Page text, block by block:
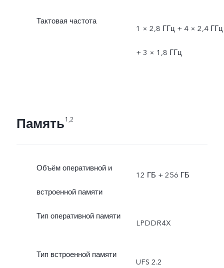
Тактовая частота
1 × 2,8 ГГц + 4 × 2,4 ГГц
+ 3 × 1,8 ГГц
Память1,2
Объём оперативной и
встроенной памяти
12 ГБ + 256 ГБ
Тип оперативной памяти
LPDDR4X
Тип встроенной памяти
UFS 2.2